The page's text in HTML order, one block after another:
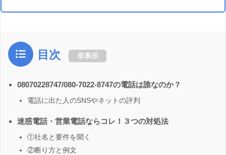
目次 非表示
08070228747/080-7022-8747の電話は誰なのか？
電話に出た人のSNSやネットの評判
迷惑電話・営業電話ならコレ！３つの対処法
①社名と要件を聞く
②断り方と例文